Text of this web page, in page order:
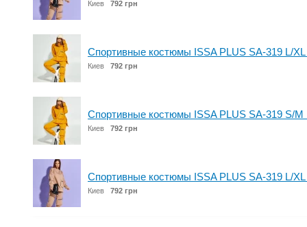
Киев 792 грн
Спортивные костюмы ISSA PLUS SA-319 L/XL
Киев 792 грн
Спортивные костюмы ISSA PLUS SA-319 S/M
Киев 792 грн
Спортивные костюмы ISSA PLUS SA-319 L/
Киев 792 грн